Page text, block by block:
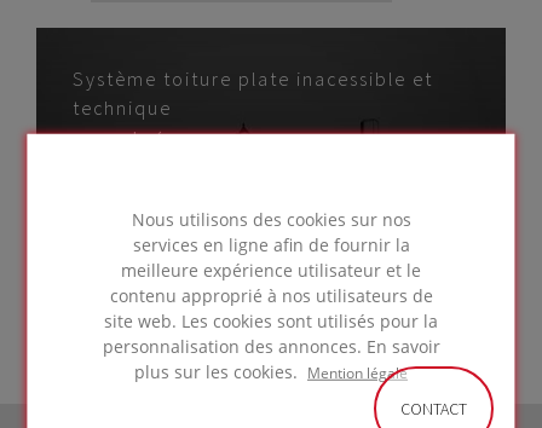
Nous utilisons des cookies sur nos
services en ligne afin de fournir la
meilleure expérience utilisateur et le
contenu approprié à nos utilisateurs de
site web. Les cookies sont utilisés pour la
personnalisation des annonces. En savoir
plus sur les cookies.
Mention légale
Système toiture plate inacessible et
technique
sur béton avec
aux UV ALLER À LA
SOLUTION
CONTACT